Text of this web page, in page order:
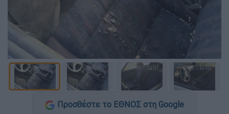
Προσθέστε το ΕΘΝΟΣ στη Google